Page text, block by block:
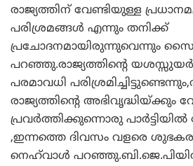
രാജ്യത്തിന് വേണ്ടിയുള്ള
പരിശ്രമങ്ങൾ എന്നും തനിക്ക്
പ്രചോദനമായിരുന്നുവെന്നും
പറഞ്ഞു.രാജ്യത്തിന്റെ
പരമാവധി
രാജ്യത്തിന്റെ അഭിവൃദ്ധിയ്ക്കും
പ്രവർത്തിക്കുന്നൊരു
,ഇന്നത്തെ ദിവസം വളരെ
നെഹ്‌വാൾ